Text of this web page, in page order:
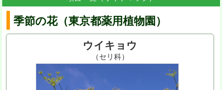
季節の花（東京都薬用植物園）
ウイキョウ
（セリ科）